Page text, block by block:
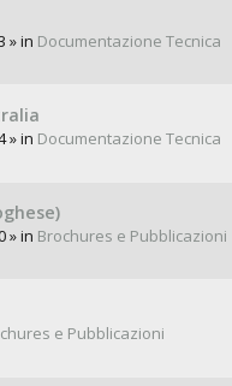
» in Documentazione Tecnica
» in Documentazione Tecnica
» in Brochures e Pubblicazioni
e Pubblicazioni